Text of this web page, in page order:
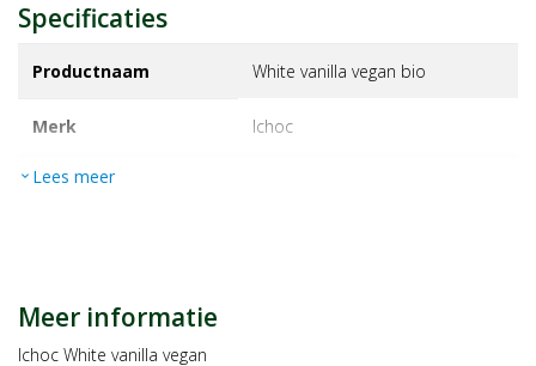
Specificaties
Productnaam White vanilla vegan bio
Merk ichoc
EAN
expand_more Lees meer
Meer informatie
Ichoc White vanilla vegan